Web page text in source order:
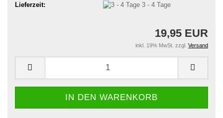
Lieferzeit:
3 - 4 Tage
19,95 EUR
inkl. 19% MwSt. zzgl. Versand